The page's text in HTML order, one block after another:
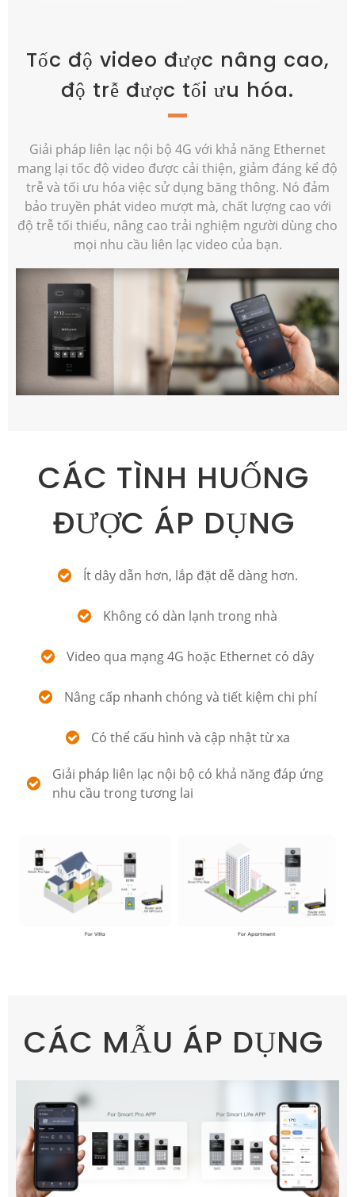
Tốc độ video được nâng cao,
độ trễ được tối ưu hóa.
Giải pháp liên lạc nội bộ 4G với khả năng Ethernet
mang lại tốc độ video được cải thiện, giảm đáng kể độ
trễ và tối ưu hóa việc sử dụng băng thông. Nó đảm
bảo truyền phát video mượt mà, chất lượng cao với
độ trễ tối thiểu, nâng cao trải nghiệm người dùng cho
mọi nhu cầu liên lạc video của bạn.
CÁC TÌNH HUỐNG
ĐƯỢC ÁP DỤNG
Ít dây dẫn hơn, lắp đặt dễ dàng hơn.
Không có dàn lạnh trong nhà
Video qua mạng 4G hoặc Ethernet có dây
Nâng cấp nhanh chóng và tiết kiệm chi phí
Có thể cấu hình và cập nhật từ xa
Giải pháp liên lạc nội bộ có khả năng đáp ứng
nhu cầu trong tương lai
CÁC MẪU ÁP DỤNG